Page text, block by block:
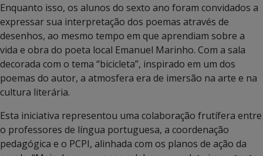
Enquanto isso, os alunos do sexto ano foram convidados a
expressar sua interpretação dos poemas através de
desenhos, ao mesmo tempo em que aprendiam sobre a
vida e obra do poeta local Emanuel Marinho. Com a sala
decorada com o tema “bicicleta”, inspirado em um dos
poemas do autor, a atmosfera era de imersão na arte e na
cultura literária.
Esta iniciativa representou uma colaboração frutífera entre
o professores de língua portuguesa, a coordenação
pedagógica e o PCPI, alinhada com os planos de ação da